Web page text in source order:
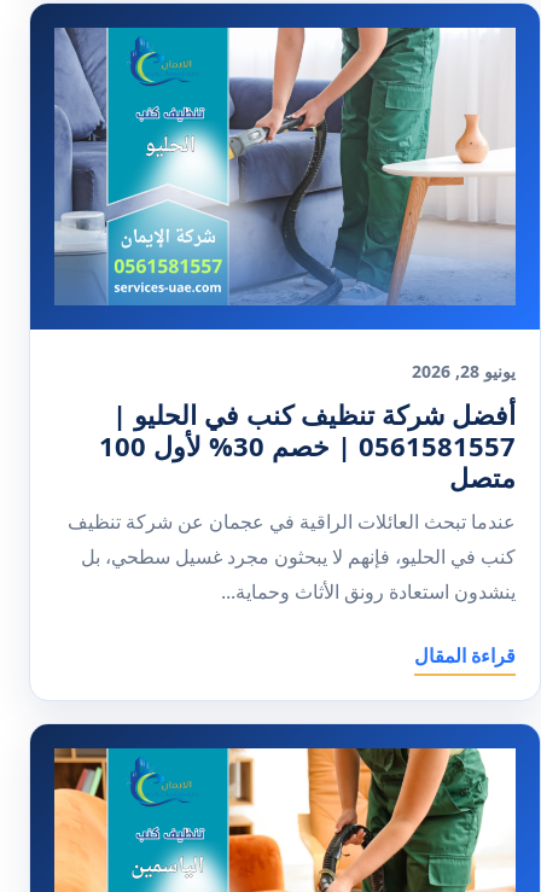
يونيو 28, 2026
أفضل شركة تنظيف كنب في الحليو |
0561581557 | خصم 30% لأول 100
متصل
عندما تبحث العائلات الراقية في عجمان عن شركة تنظيف
كنب في الحليو، فإنهم لا يبحثون مجرد غسيل سطحي، بل
ينشدون استعادة رونق الأثاث وحماية...
قراءة المقال